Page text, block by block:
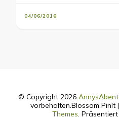
04/06/2016
© Copyright 2026
vorbehalten.Blossom PinIt
Themes.